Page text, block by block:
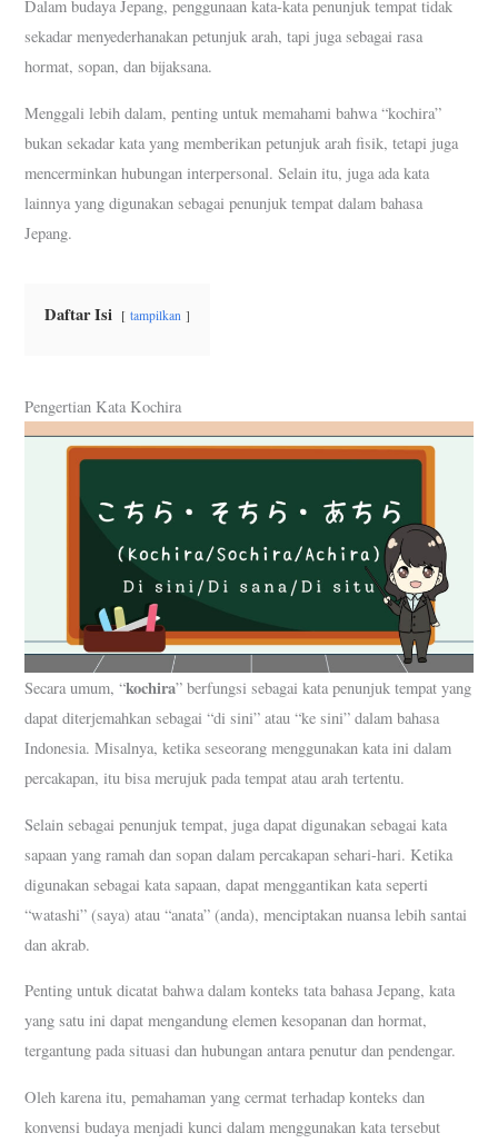
Dalam budaya Jepang, penggunaan kata-kata penunjuk tempat tidak
sekadar menyederhanakan petunjuk arah, tapi juga sebagai rasa
hormat, sopan, dan bijaksana.
Menggali lebih dalam, penting untuk memahami bahwa “kochira”
bukan sekadar kata yang memberikan petunjuk arah fisik, tetapi juga
mencerminkan hubungan interpersonal. Selain itu, juga ada kata
lainnya yang digunakan sebagai penunjuk tempat dalam bahasa
Jepang.
Daftar Isi tampilkan
Pengertian Kata Kochira
Secara umum, “kochira” berfungsi sebagai kata penunjuk tempat yang
dapat diterjemahkan sebagai “di sini” atau “ke sini” dalam bahasa
Indonesia. Misalnya, ketika seseorang menggunakan kata ini dalam
percakapan, itu bisa merujuk pada tempat atau arah tertentu.
Selain sebagai penunjuk tempat, juga dapat digunakan sebagai kata
sapaan yang ramah dan sopan dalam percakapan sehari-hari. Ketika
digunakan sebagai kata sapaan, dapat menggantikan kata seperti
“watashi” (saya) atau “anata” (anda), menciptakan nuansa lebih santai
dan akrab.
Penting untuk dicatat bahwa dalam konteks tata bahasa Jepang, kata
yang satu ini dapat mengandung elemen kesopanan dan hormat,
tergantung pada situasi dan hubungan antara penutur dan pendengar.
Oleh karena itu, pemahaman yang cermat terhadap konteks dan
konvensi budaya menjadi kunci dalam menggunakan kata tersebut